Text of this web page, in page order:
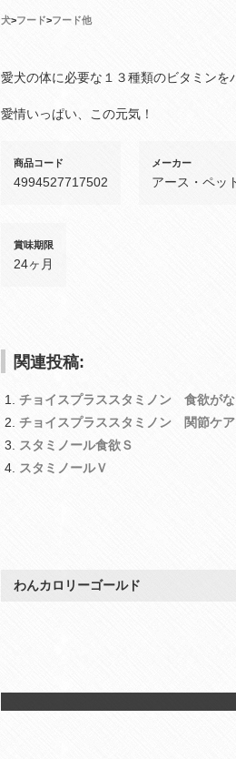
犬>フード>フード他
愛犬の体に必要な１３種類のビタミンを
愛情いっぱい、この元気！
商品コード
4994527717502
メーカー
アース・ペッ
賞味期限
24ヶ月
関連投稿:
チョイスプラススタミノン 食欲がな
チョイスプラススタミノン 関節ケア
スタミノール食欲Ｓ
スタミノールＶ
わんカロリーゴールド